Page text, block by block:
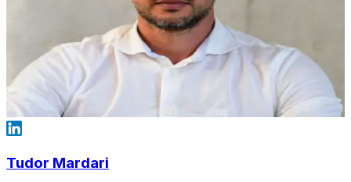
Tudor Mardari